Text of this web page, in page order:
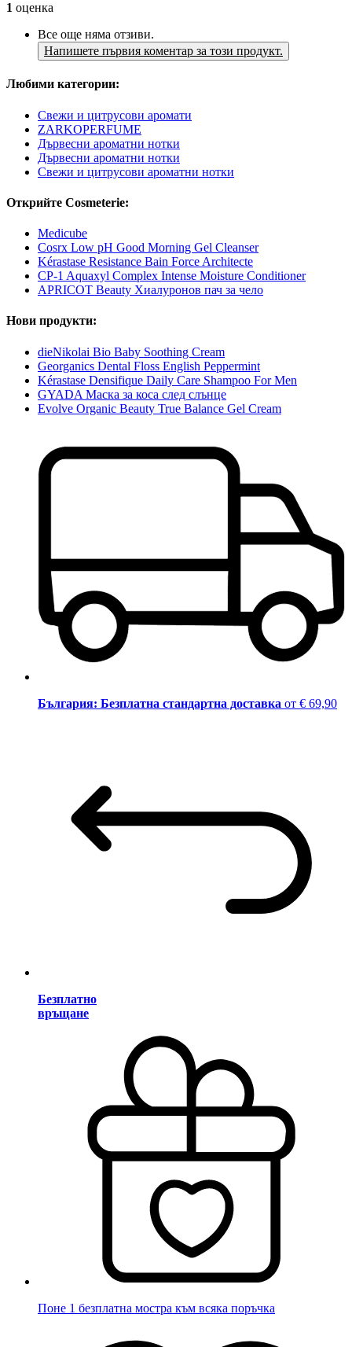
1 оценка
Все още няма отзиви.
Напишете първия коментар за този продукт.
Любими категории:
Свежи и цитрусови аромати
ZARKOPERFUME
Дървесни ароматни нотки
Дървесни ароматни нотки
Свежи и цитрусови ароматни нотки
Открийте Cosmeterie:
Medicube
Cosrx Low pH Good Morning Gel Cleanser
Kérastase Resistance Bain Force Architecte
CP-1 Aquaxyl Complex Intense Moisture Conditioner
APRICOT Beauty Хиалуронов пач за чело
Нови продукти:
dieNikolai Bio Baby Soothing Cream
Georganics Dental Floss English Peppermint
Kérastase Densifique Daily Care Shampoo For Men
GYADA Маска за коса след слънце
Evolve Organic Beauty True Balance Gel Cream
България: Безплатна стандартна доставка от € 69,90
Безплатно
връщане
Поне 1 безплатна мостра към всяка поръчка